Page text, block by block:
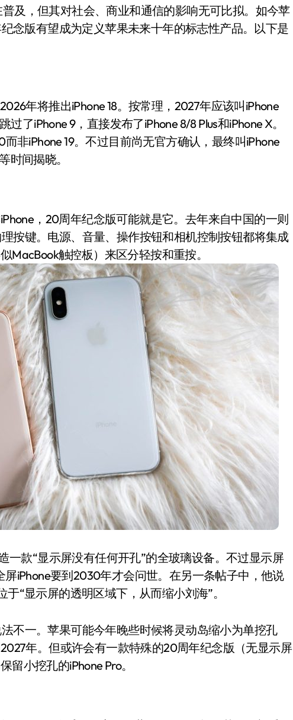
及，但其对社会、商业和通信的影响无可比拟。如今苹
念版有望成为定义苹果未来十年的标志性产品。以下是
年将推出iPhone 18。按常理，2027年应该叫iPhone
了iPhone 9，直接发布了iPhone 8/8 Plus和iPhone X。
非iPhone 19。不过目前尚无官方确认，最终叫iPhone
时间揭晓。
，20周年纪念版可能就是它。去年来自中国的一则
按键。电源、音量、操作按钮和相机控制按钮都将集成
MacBook触控板）来区分轻按和重按。
一款“显示屏没有任何开孔”的全玻璃设备。不过显示屏
屏iPhone要到2030年才会问世。在另一条帖子中，他说
“显示屏的透明区域下，从而缩小刘海”。
不一。苹果可能今年晚些时候将灵动岛缩小为单挖孔
年。但或许会有一款特殊的20周年纪念版（无显示屏
小挖孔的iPhone Pro。